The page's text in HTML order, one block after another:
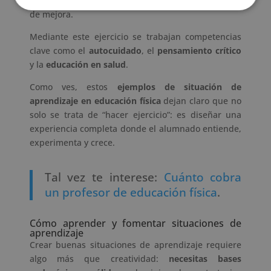
de mejora.
Mediante este ejercicio se trabajan competencias
clave como el autocuidado, el pensamiento crítico
y la educación en salud.
Como ves, estos ejemplos de situación de
aprendizaje en educación físicadejan claro que no
solo se trata de “hacer ejercicio”: es diseñar una
experiencia completa donde el alumnado entiende,
experimenta y crece.
Tal vez te interese: Cuánto cobra
un profesor de educación física.
Cómo aprender y fomentar situaciones de
aprendizaje
Crear buenas situaciones de aprendizaje requiere
algo más que creatividad: necesitas bases